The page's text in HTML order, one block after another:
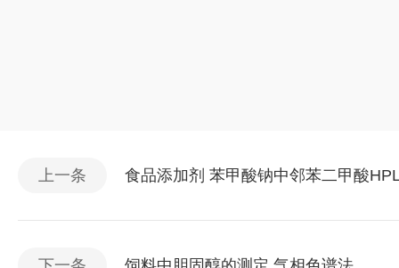
上一条 食品添加剂 苯甲酸钠中邻苯二甲酸